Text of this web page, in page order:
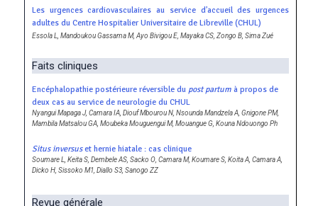
Les urgences cardiovasculaires au service dʼaccueil des urgences
adultes du Centre Hospitalier Universitaire de Libreville (CHUL)
Essola L, Mandoukou Gassama M, Ayo Bivigou E, Mayaka CS, Zongo B, Sima Zué
Faits cliniques
Encéphalopathie postérieure réversible du post partumà propos de
deux cas au service de neurologie du CHUL
Nyangui Mapaga J, Camara IA, Diouf Mbourou N, Nsounda Mandzela A, Gnigone PM,
Mambila Matsalou GA, Moubeka Mouguengui M, Mouangue G, Kouna Ndouongo Ph
Situs inversuset hernie hiatale : cas clinique
Soumare L, Keita S, Dembele AS, Sacko O, Camara M, Koumare S, Koita A, Camara A,
Dicko H, Sissoko M1, Diallo S3, Sanogo ZZ
Revue générale